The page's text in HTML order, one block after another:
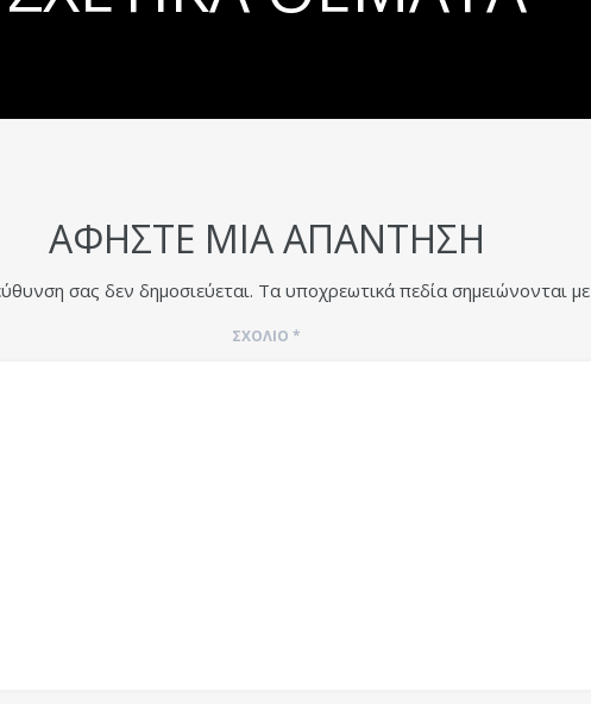
ΑΦΉΣΤΕ ΜΙΑ ΑΠΆΝΤΗΣΗ
σας δεν δημοσιεύεται. Τα υποχρεωτικά πεδία σημειώνονται με
ΣΧΌΛΙΟ *